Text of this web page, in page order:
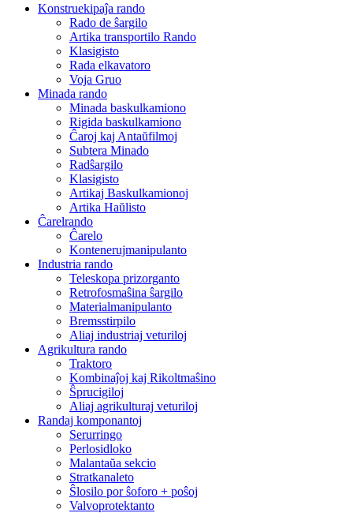
Konstruekipaĵa rando
Rado de ŝargilo
Artika transportilo Rando
Klasigisto
Rada elkavatoro
Voja Gruo
Minada rando
Minada baskulkamiono
Rigida baskulkamiono
Ĉaroj kaj Antaŭfilmoj
Subtera Minado
Radŝargilo
Klasigisto
Artikaj Baskulkamionoj
Artika Haŭlisto
Ĉarelrando
Ĉarelo
Kontenerujmanipulanto
Industria rando
Teleskopa prizorganto
Retrofosmaŝina ŝargilo
Materialmanipulanto
Bremsstirpilo
Aliaj industriaj veturiloj
Agrikultura rando
Traktoro
Kombinaĵoj kaj Rikoltmaŝino
Ŝprucigiloj
Aliaj agrikulturaj veturiloj
Randaj komponantoj
Serurringo
Perlosidloko
Malantaŭa sekcio
Stratkanaleto
Ŝlosilo por ŝoforo + poŝoj
Valvoprotektanto